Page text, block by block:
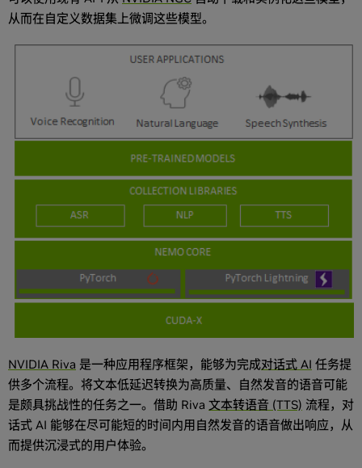
从而在自定义数据集上微调这些模型。
NVIDIA Riva 是一种应用程序框架，能够为完成对话式 AI 任务提
供多个流程。将文本低延迟转换为高质量、自然发音的语音可能
是颇具挑战性的任务之一。借助 Riva 文本转语音 (TTS) 流程，对
话式 AI 能够在尽可能短的时间内用自然发音的语音做出响应，从
而提供沉浸式的用户体验。